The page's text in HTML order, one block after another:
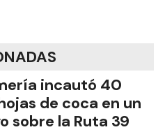
incautó 40
de coca en un
sobre la Ruta 39